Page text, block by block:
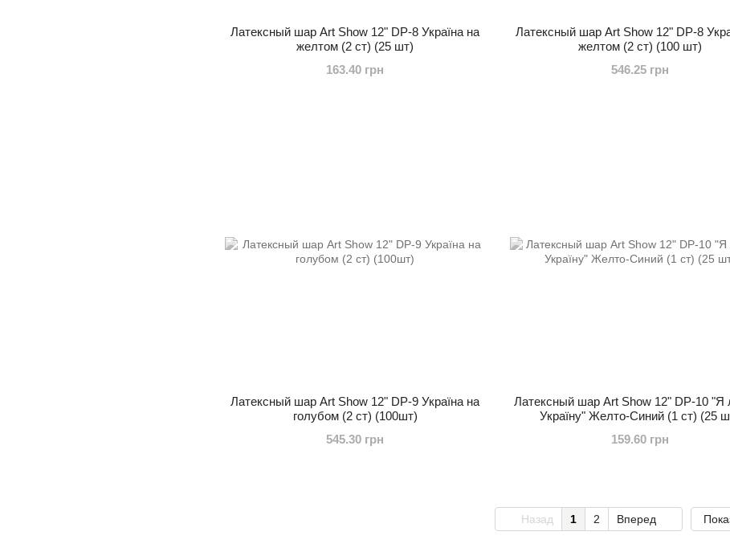
Латексный шар Art Show 12" DP-8 Україна на
желтом (2 ст) (25 шт)
163.40 грн
Латексный шар Art Show 12" DP-8
желтом (2 ст) (100 шт)
546.25 грн
Латексный шар Art Show 12" DP-9 Україна на
голубом (2 ст) (100шт)
545.30 грн
Латексный шар Art Show 12" DP-10
Україну" Желто-Синий (1 ст) (25
159.60 грн
Назад 1 2 Вперед